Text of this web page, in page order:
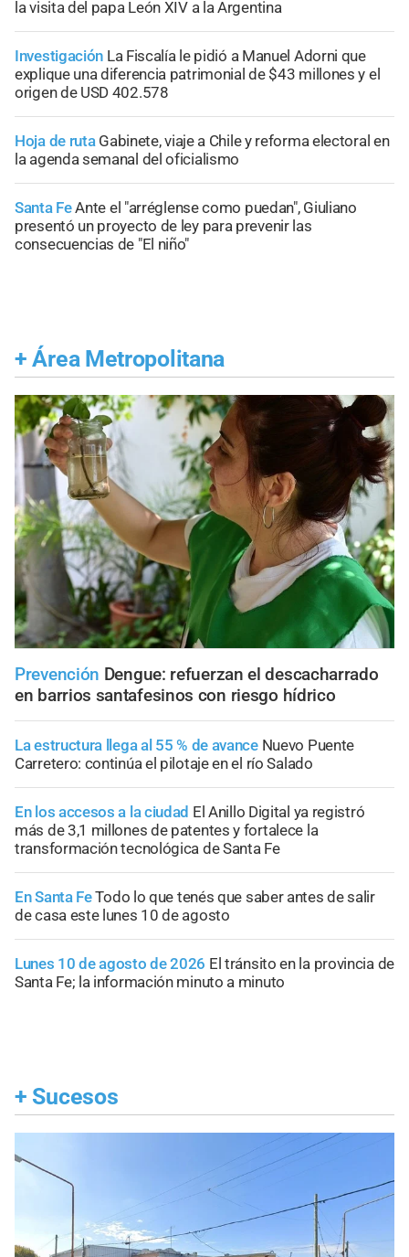
la visita del papa León XIV a la Argentina
Investigación La Fiscalía le pidió a Manuel Adorni que
explique una diferencia patrimonial de $43 millones y el
origen de USD 402.578
Hoja de ruta Gabinete, viaje a Chile y reforma electoral en
la agenda semanal del oficialismo
Santa FeAnte el "arréglense como puedan", Giuliano
presentó un proyecto de ley para prevenir las
consecuencias de "El niño"
+ Área Metropolitana
Prevención Dengue: refuerzan el descacharrado
en barrios santafesinos con riesgo hídrico
La estructura llega al 55 % de avance Nuevo Puente
Carretero: continúa el pilotaje en el río Salado
En los accesos a la ciudad El Anillo Digital ya registró
más de 3,1 millones de patentes y fortalece la
transformación tecnológica de Santa Fe
En Santa FeTodo lo que tenés que saber antes de salir
de casa este lunes 10 de agosto
Lunes 10 de agosto de 2026 El tránsito en la provincia de
Santa Fe; la información minuto a minuto
+ Sucesos